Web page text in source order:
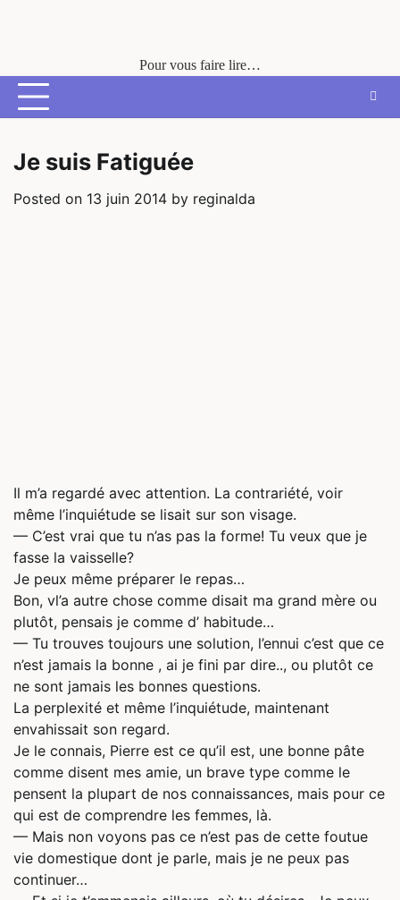
Pour vous faire lire…
Je suis Fatiguée
Posted on 13 juin 2014 by reginalda
Il m’a regardé avec attention. La contrariété, voir
même l’inquiétude se lisait sur son visage.
— C’est vrai que tu n’as pas la forme! Tu veux que je
fasse la vaisselle?
Je peux même préparer le repas…
Bon, vl’a autre chose comme disait ma grand mère ou
plutôt, pensais je comme d’ habitude…
— Tu trouves toujours une solution, l’ennui c’est que ce
n’est jamais la bonne , ai je fini par dire.., ou plutôt ce
ne sont jamais les bonnes questions.
La perplexité et même l’inquiétude, maintenant
envahissait son regard.
Je le connais, Pierre est ce qu’il est, une bonne pâte
comme disent mes amie, un brave type comme le
pensent la plupart de nos connaissances, mais pour ce
qui est de comprendre les femmes, là.
— Mais non voyons pas ce n’est pas de cette foutue
vie domestique dont je parle, mais je ne peux pas
continuer…